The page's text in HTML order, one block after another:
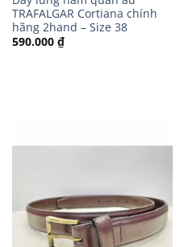
TRAFALGAR Cortiana chính
hãng 2hand – Size 38
590.000 ₫